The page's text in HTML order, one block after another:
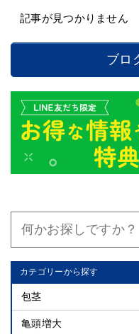
記事が見つかりません
ブロ
カテゴリーから探す
包茎
亀頭増大